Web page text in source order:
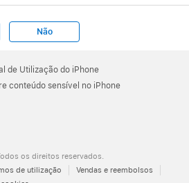
Não
de Utilização do iPhone
conteúdo sensível no iPhone
os direitos reservados.
de utilização
Vendas e reembolsos